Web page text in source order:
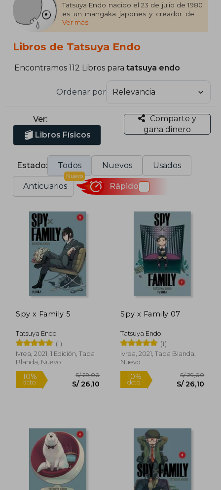
Tatsuya Endo nacido el 23 de julio de 1980
es un mangaka japones y creador de la
serie de manga Spy x Family.
para los manga Blue Exorcist y Fire Punch.
manga Kanou Yasuhro y Yoshiyuki Nishi.
Ver más
Libros de Tatsuya Endo
Encontramos 112 Libros paratatsuya endo
Ordenar por
Ver:
Libros Físicos
Comparte y
gana dinero
Estado: Todos Nuevos Usados
Anticuarios
Nuevo
Rápido
Spy x Family 5
Tatsuya Endo
(1)
Ivrea, 2021, 1 Edición, Tapa
Blanda, Nuevo
10%
dcto. S/ 26,10
Spy x Family 07
Tatsuya Endo
(1)
Ivrea, 2021, Tapa Blanda,
Nuevo
10%
dcto.